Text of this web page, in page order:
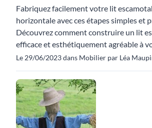
Fabriquez facilement votre lit
horizontale avec ces étapes simples et
Découvrez comment construire un lit
efficace et esthétiquement agréable à
Le 29/06/2023 dans Mobilier par Léa